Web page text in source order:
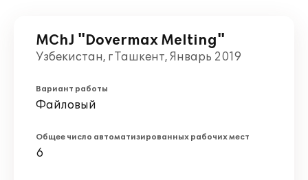
MChJ "Dovermax Melting"
Узбекистан, г Ташкент, Январь 2019
Вариант работы
Файловый
Общее число автоматизированных рабочих мест
6